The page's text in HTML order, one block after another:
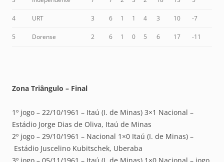
4 URT 3 6 1 1 4 3 10 -7
5 Dorense 2 6 1 0 5 6 17 -11
Zona Triângulo – Final
1º jogo – 22/10/1961 – Itaú (I. de Minas) 3×1 Nacional –
Estádio Jorge Dias de Oliva, Itaú de Minas
2º jogo – 29/10/1961 – Nacional 1×0 Itaú (I. de Minas) –
Estádio Juscelino Kubitschek, Uberaba